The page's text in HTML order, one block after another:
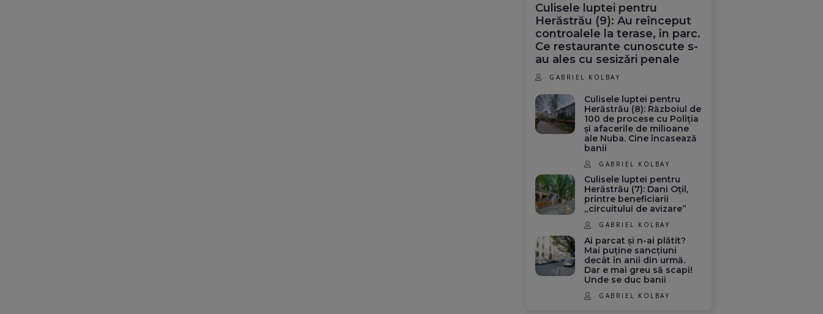
Culisele luptei pentru
Herăstrău (9): Au reînceput
controalele la terase, în parc.
Ce restaurante cunoscute s-
au ales cu sesizări penale
GABRIEL KOLBAY
Culisele luptei pentru
Herăstrău (8): Războiul de
100 de procese cu Poliția
și afacerile de milioane
ale Nuba. Cine încasează
banii
GABRIEL KOLBAY
Culisele luptei pentru
Herăstrău (7): Dani Oțil,
printre beneficiarii
„circuitului de avizare”
GABRIEL KOLBAY
Ai parcat și n-ai plătit?
Mai puține sancțiuni
decât în anii din urmă.
Dar e mai greu să scapi!
Unde se duc banii
GABRIEL KOLBAY